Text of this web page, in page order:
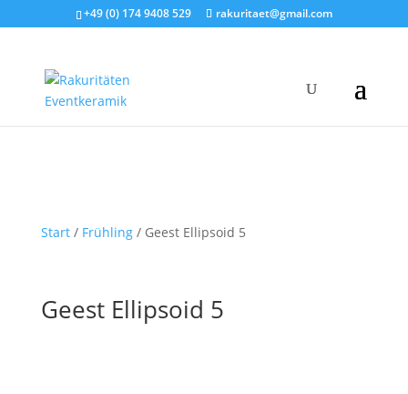
+49 (0) 174 9408 529 rakuritaet@gmail.com
Start/ Frühling/ Geest Ellipsoid 5
Geest Ellipsoid 5